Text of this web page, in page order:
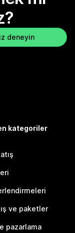
deneyin
kategoriler
ve paketler
pazarlama